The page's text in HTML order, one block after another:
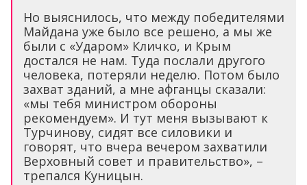
Но выяснилось, что между победителями
Майдана уже было все решено, а мы же
были с «Ударом» Кличко, и Крым
достался не нам. Туда послали другого
человека, потеряли неделю. Потом было
захват зданий, а мне афганцы сказали:
«мы тебя министром обороны
рекомендуем». И тут меня вызывают к
Турчинову, сидят все силовики и
говорят, что вчера вечером захватили
Верховный совет и правительство», –
трепался Куницын.